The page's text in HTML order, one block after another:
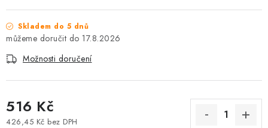
Skladem do 5 dnů
17.8.2026
Možnosti doručení
516 Kč
426,45 Kč bez DPH